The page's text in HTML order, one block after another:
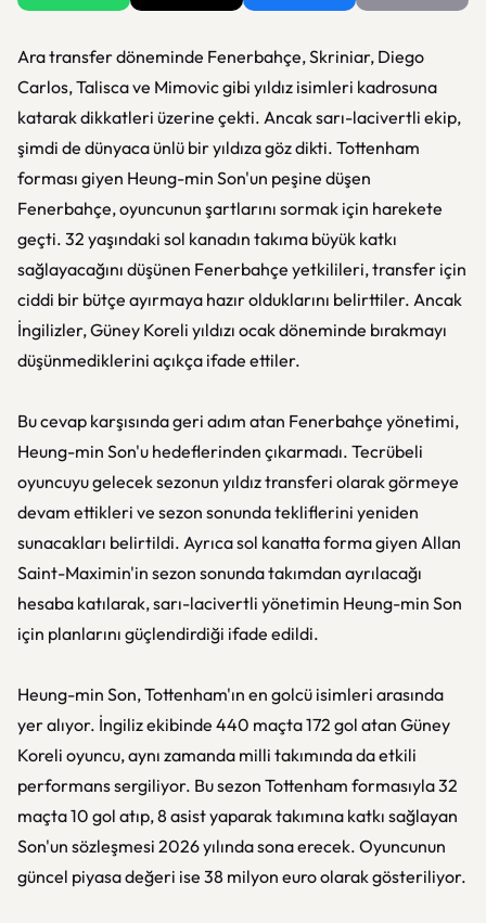
Ara transfer döneminde Fenerbahçe, Skriniar, Diego
Carlos, Talisca ve Mimovic gibi yıldız isimleri kadrosuna
katarak dikkatleri üzerine çekti. Ancak sarı-lacivertli ekip,
şimdi de dünyaca ünlü bir yıldıza göz dikti. Tottenham
forması giyen Heung-min Son'un peşine düşen
Fenerbahçe, oyuncunun şartlarını sormak için harekete
geçti. 32 yaşındaki sol kanadın takıma büyük katkı
sağlayacağını düşünen Fenerbahçe yetkilileri, transfer için
ciddi bir bütçe ayırmaya hazır olduklarını belirttiler. Ancak
İngilizler, Güney Koreli yıldızı ocak döneminde bırakmayı
düşünmediklerini açıkça ifade ettiler.
Bu cevap karşısında geri adım atan Fenerbahçe yönetimi,
Heung-min Son'u hedeflerinden çıkarmadı. Tecrübeli
oyuncuyu gelecek sezonun yıldız transferi olarak görmeye
devam ettikleri ve sezon sonunda tekliflerini yeniden
sunacakları belirtildi. Ayrıca sol kanatta forma giyen Allan
Saint-Maximin'in sezon sonunda takımdan ayrılacağı
hesaba katılarak, sarı-lacivertli yönetimin Heung-min Son
için planlarını güçlendirdiği ifade edildi.
Heung-min Son, Tottenham'ın en golcü isimleri arasında
yer alıyor. İngiliz ekibinde 440 maçta 172 gol atan Güney
Koreli oyuncu, aynı zamanda milli takımında da etkili
performans sergiliyor. Bu sezon Tottenham formasıyla 32
maçta 10 gol atıp, 8 asist yaparak takımına katkı sağlayan
Son'un sözleşmesi 2026 yılında sona erecek. Oyuncunun
güncel piyasa değeri ise 38 milyon euro olarak gösteriliyor.